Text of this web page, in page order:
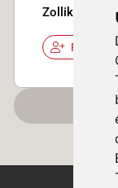
Zollikofen,
Folgen